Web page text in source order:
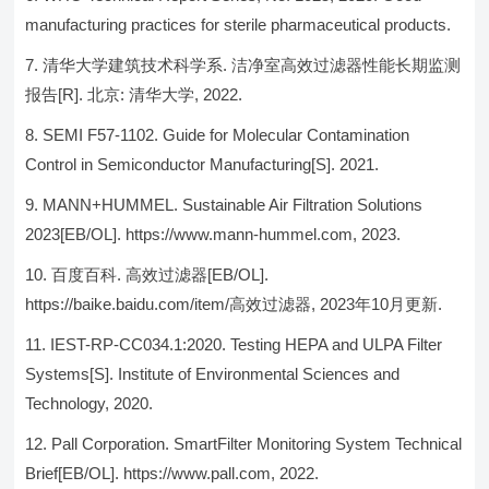
manufacturing practices for sterile pharmaceutical products.
清华大学建筑技术科学系. 洁净室高效过滤器性能长期监测
报告[R]. 北京: 清华大学, 2022.
SEMI F57-1102. Guide for Molecular Contamination
Control in Semiconductor Manufacturing[S]. 2021.
MANN+HUMMEL. Sustainable Air Filtration Solutions
2023[EB/OL]. https://www.mann-hummel.com, 2023.
百度百科. 高效过滤器[EB/OL].
https://baike.baidu.com/item/高效过滤器, 2023年10月更新.
IEST-RP-CC034.1:2020. Testing HEPA and ULPA Filter
Systems[S]. Institute of Environmental Sciences and
Technology, 2020.
Pall Corporation. SmartFilter Monitoring System Technical
Brief[EB/OL]. https://www.pall.com, 2022.